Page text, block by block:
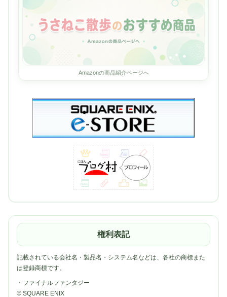
Amazonの商品紹介ページへ
権利表記
記載されている会社名・製品名・システム名などは、各社の商標また
は登録商標です。
・ファイナルファンタジー
© SQUARE ENIX